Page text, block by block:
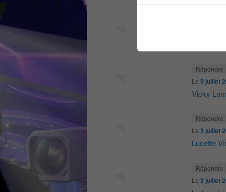
Répondre
Le 3 juillet
Vicky
Répondre
Le 3 juillet
Lucette
Répondre
Le 3 juillet